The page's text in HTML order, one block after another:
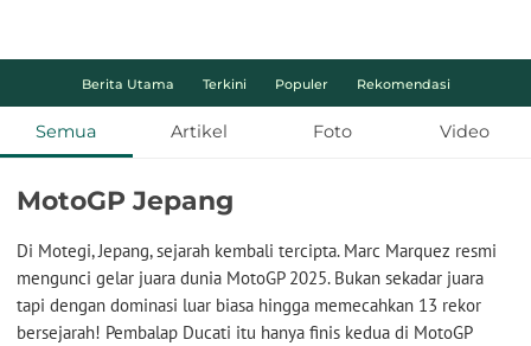
Berita Utama Terkini Populer Rekomendasi
Semua Artikel Foto Video
MotoGP Jepang
Di Motegi, Jepang, sejarah kembali tercipta. Marc Marquez resmi
mengunci gelar juara dunia MotoGP 2025. Bukan sekadar juara
tapi dengan dominasi luar biasa hingga memecahkan 13 rekor
bersejarah! Pembalap Ducati itu hanya finis kedua di MotoGP